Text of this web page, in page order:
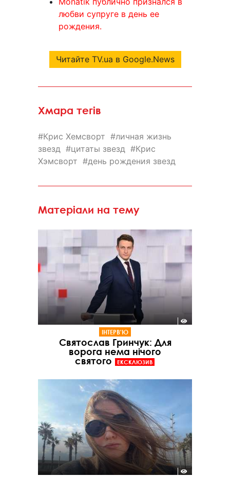
любви супруге в день ее
рождения.
Читайте TV.ua в Google.News
Хмара тегів
Крис Хемсворт
личная жизнь
звезд
цитаты звезд
Крис
Хэмсворт
день рождения звезд
Матеріали на тему
ІНТЕРВ'Ю
Святослав Гринчук: Для
ворога нема нічого
святого
ЕКСКЛЮЗИВ